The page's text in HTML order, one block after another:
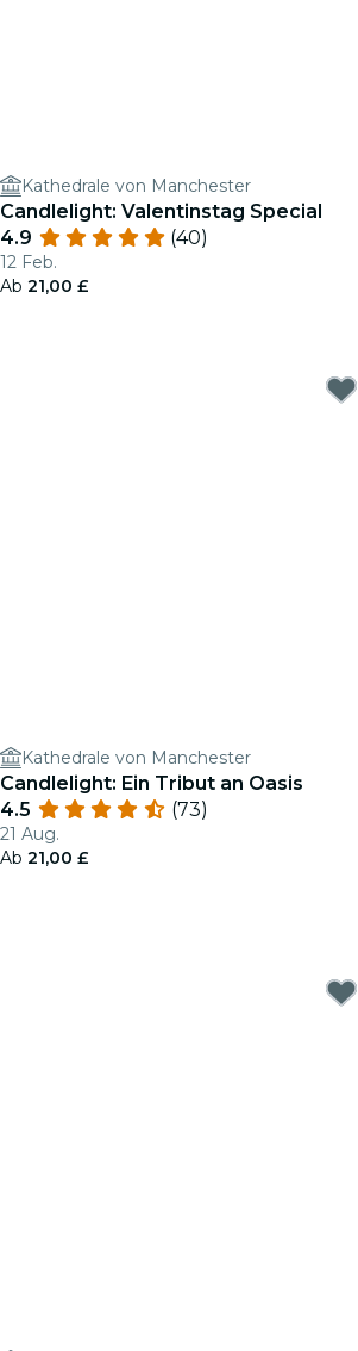
Kathedrale von Manchester
Candlelight: Valentinstag Special
4.9
(40)
12 Feb.
Ab 21,00 £
Kathedrale von Manchester
Candlelight: Ein Tribut an Oasis
4.5
(73)
21 Aug.
Ab 21,00 £